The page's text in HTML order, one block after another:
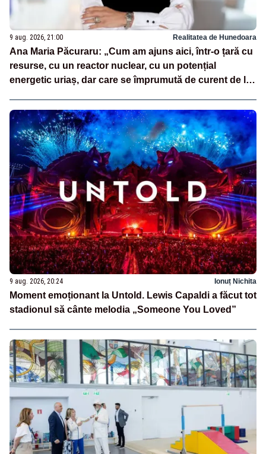
9 aug. 2026, 21:00 Realitatea de Hunedoara
Ana Maria Păcuraru: „Cum am ajuns aici, într-o țară cu
resurse, cu un reactor nuclear, cu un potențial
energetic uriaș, dar care se împrumută de curent de la
9 aug. 2026, 20:24 Ionuț Nichita
Moment emoționant la Untold. Lewis Capaldi a făcut tot
stadionul să cânte melodia „Someone You Loved”